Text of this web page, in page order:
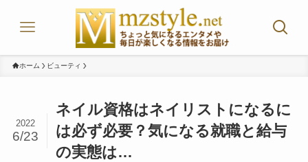
ホーム ビューティ
ネイル資格はネイリストになるに
は必ず必要？気になる就職と給与
の実態は…
2022
6/23